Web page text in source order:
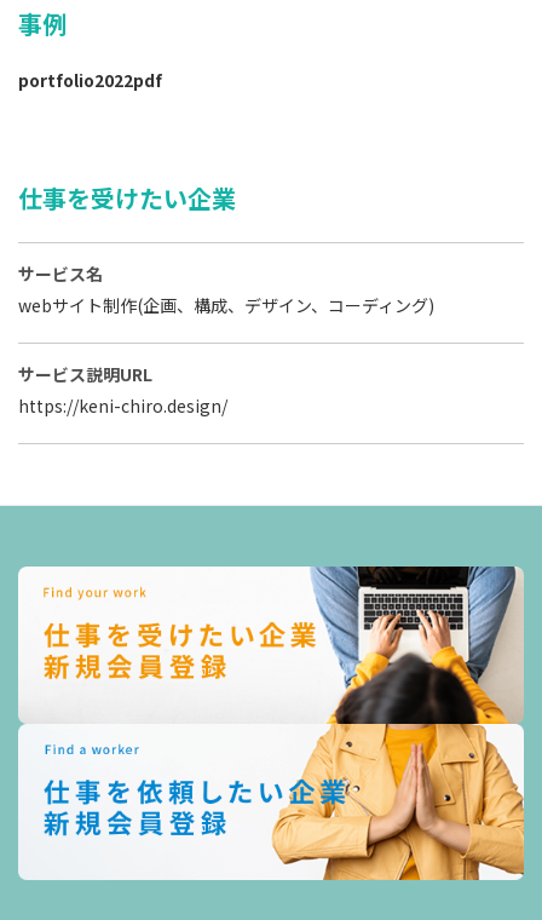
事例
portfolio2022pdf
仕事を受けたい企業
サービス名
webサイト制作(企画、構成、デザイン、コーディング)
サービス説明URL
https://keni-chiro.design/